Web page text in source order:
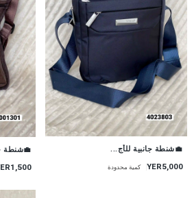
💼شنطة جانبية للأج...
YER5,000 كمية محدودة
💼شنطة حزامات كرو...